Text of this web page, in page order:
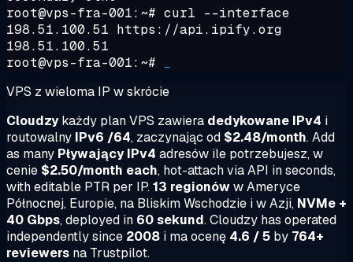
root@vps-fra-001:~# curl --interface
198.51.100.51 https://api.ipify.org
198.51.100.51
root@vps-fra-001:~#
VPS z wieloma IP w skrócie
Cloudzykażdy plan VPS zawiera dedykowane IPv4 i
routowalny IPv6 /64, zaczynając od $2.48/month. Add
as many Pływający IPv4 adresów ile potrzebujesz, w
cenie $2.50/month each, hot-attach via API in seconds,
with editable PTR per IP.13 regionóww Ameryce
Północnej, Europie, na Bliskim Wschodzie i w Azji, NVMe +
40 Gbps, deployed in 60 sekund. Cloudzy has operated
independently since 2008 i ma ocenę 4.6 / 5 by 764+
reviewers na Trustpilot.